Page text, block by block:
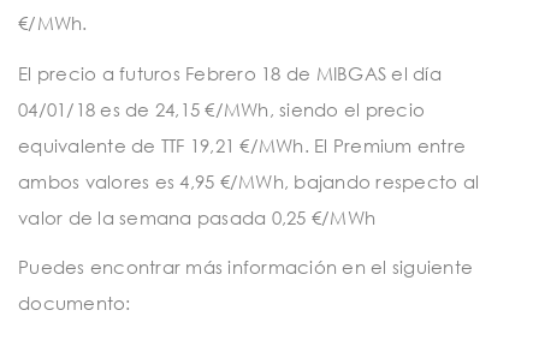
€/MWh.
El precio a futuros Febrero 18 de MIBGAS el día
04/01/18 es de 24,15 €/MWh, siendo el precio
equivalente de TTF 19,21 €/MWh. El Premium entre
ambos valores es 4,95 €/MWh, bajando respecto al
valor de la semana pasada 0,25 €/MWh
Puedes encontrar más información en el siguiente
documento: